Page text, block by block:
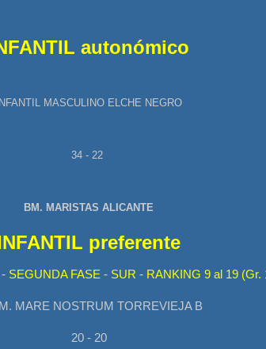
autonómico
INFANTIL MASCULINO ELCHE NEGRO
34 - 22
BM. MARISTAS ALICANTE
preferente
SEGUNDA FASE - SUR - RANKING 9 al 19 (Gr.
MARE NOSTRUM TORREVIEJA B
20 - 20